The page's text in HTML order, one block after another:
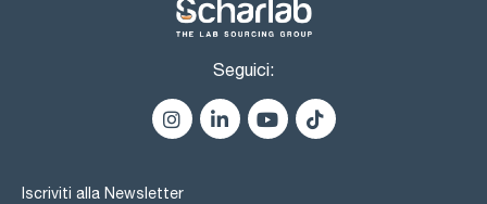
Seguici:
Iscriviti alla Newsletter